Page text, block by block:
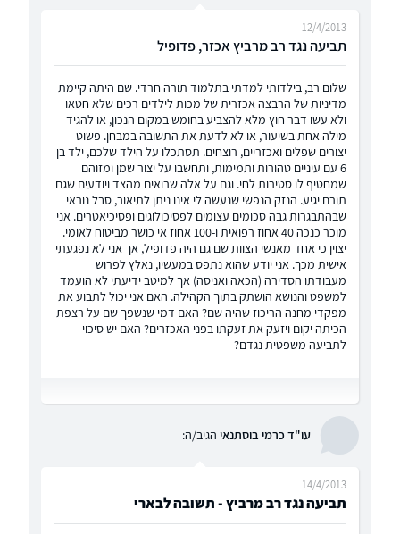
תביעה נגד רב מרביץ אכזר, פדופיל
12/4/2013
שלום רב, בילדותי למדתי בתלמוד תורה חרדי. שם היתה קיימת
מדיניות של הרבצה אכזרית של מכות לילדים רכים שלא חטאו
ולא עשו דבר חוץ מלא להצביע בחומש במקום הנכון, או להגיד
מילה אחת בשיעור, או לא לדעת את התשובה במבחן. פשוט
יצורים שפלים ואכזריים, רוצחים. תסתכלו על הילד שלכם, ילד בן
6 עם עיניים טהורות ותמימות, ותחשבו על יצור שמן ומזוהם
שמחטיף לו סטירות לחי. וגם על אלה שרואים מהצד ויודעים שגם
תורם יגיע. הנזק הנפשי שנעשה לי אינו ניתן לתיאור, סבל נוראי
שבהתבגרות גבה סכומים עצומים לפסיכולוגים ופסיכיאטרים. אני
מוכר כנכה 40 אחוז רפואית ו-100 אחוז אי כושר מביטוח לאומי.
יצוין כי אחד מאנשי הצוות שם גם היה פדופיל, אך אני לא נפגעתי
אישית מכך. אני יודע שהוא נתפס במעשיו, נאלץ לפרוש
מעבודתו הסדירה (הכאה ואניסה) אך למיטב ידיעתי לא הועמד
למשפט והנושא הושתק בתוך הקהילה. האם אני יכול לתבוע את
מפקדי מחנה הריכוז שהיה שם? האם דמי שנשפך שם על רצפת
הכיתה יקום ויזעק את זעקתו בפני האכזרים? האם יש סיכוי
לתביעה משפטית נגדם?
עו"ד כרמי בוסתנאי הגיב/ה:
תביעה נגד רב מרביץ - תשובה לבארי
14/4/2013